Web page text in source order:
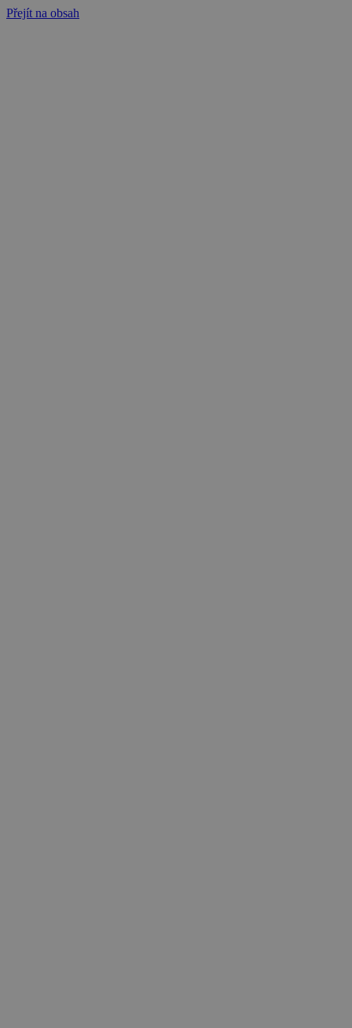
Přejít na obsah